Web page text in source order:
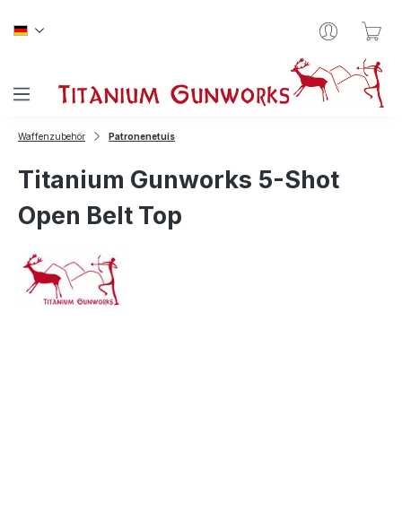
Waffenzubehör Patronenetuis
Titanium Gunworks 5-Shot
Open Belt Top